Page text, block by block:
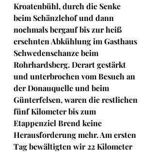
Kroatenbühl, durch die Senke
beim Schänzlehof und dann
nochmals bergauf bis zur heiß
ersehnten Abkühlung im Gasthaus
Schwedenschanze beim
Rohrhardsberg. Derart gestärkt
und unterbrochen vom Besuch an
der Donauquelle und beim
Günterfelsen, waren die restlichen
fünf Kilometer bis zum
Etappenziel Brend keine
Herausforderung mehr. Am ersten
Tag bewältigten wir 22 Kilometer